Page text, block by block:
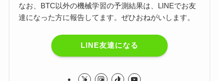
なお、BTC以外の機械学習の予測結果は、LINEでお友
達になった方に報告してます。ぜひおねがいします。
LINE友達になる